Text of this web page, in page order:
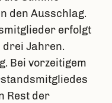
den Ausschlag.
erfolgt
Jahren.
Bei vorzeitigem
Rest der